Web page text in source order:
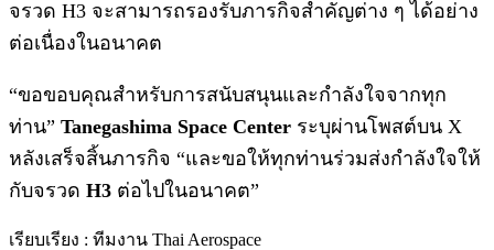
จรวด H3 จะสามารถรองรับภารกิจสำคัญต่าง ๆ ได้อย่าง
ต่อเนื่องในอนาคต
“ขอขอบคุณสำหรับการสนับสนุนและกำลังใจจากทุก
ท่าน” Tanegashima Space Center ระบุผ่านโพสต์บน X
หลังเสร็จสิ้นภารกิจ “และขอให้ทุกท่านร่วมส่งกำลังใจให้
กับจรวด H3 ต่อไปในอนาคต”
เรียบเรียง : ทีมงาน Thai Aerospace